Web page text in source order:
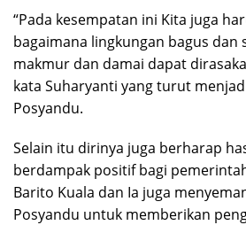
“Pada kesempatan ini Kita juga
bagaimana lingkungan bagus dan
makmur dan damai dapat
kata Suharyanti yang turut
Posyandu.
Selain itu dirinya juga berharap
berdampak positif bagi
Barito Kuala dan Ia juga
Posyandu untuk memberikan